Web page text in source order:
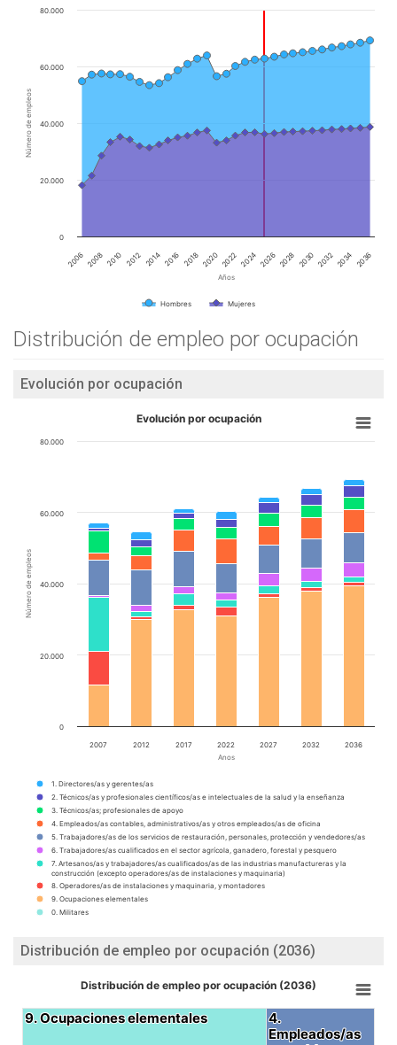
Años
Número de empleos
Hombres Mujeres
2006 2008 2010 2012 2014 2016 2018 2020 2022 2024 2026 2028 2030 2032 2034 2036
0
20.000
40.000
60.000
80.000
Distribución de empleo por ocupación
Evolución por ocupación
Anos
Número de empleos
Evolución por ocupación
1. Directores/as y gerentes/as
2. Técnicos/as y profesionales científicos/as e intelectuales de la salud y la enseñanza
3. Técnicos/as; profesionales de apoyo
4. Empleados/as contables, administrativos/as y otros empleados/as de oficina
5. Trabajadores/as de los servicios de restauración, personales, protección y vendedores/as
6. Trabajadores/as cualificados en el sector agrícola, ganadero, forestal y pesquero
7. Artesanos/as y trabajadores/as cualificados/as de las industrias manufactureras y la
construcción (excepto operadores/as de instalaciones y maquinaria)
8. Operadores/as de instalaciones y maquinaria, y montadores
9. Ocupaciones elementales
0. Militares
2007 2012 2017 2022 2027 2032 2036
0
20.000
40.000
60.000
80.000
Distribución de empleo por ocupación (2036)
Distribución de empleo por ocupación (2036)
4.
Empleados/as
4.
Empleados/as
9. Ocupaciones elementales
9. Ocupaciones elementales